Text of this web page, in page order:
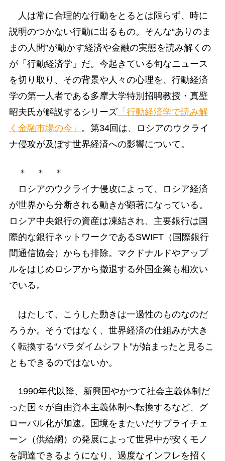
人は常に合理的な行動をとるとは限らず、時に
説明のつかない行動に出るもの。そんな“ありのま
まの人間”が動かす経済や金融の実態を読み解くの
が「行動経済学」だ。今起きている旬なニュース
を切り取り、その背景や人々の心理を、行動経済
学の第一人者である多摩大学特別招聘教授・真壁
昭夫氏が解説するシリーズ「行動経済学で読み解
く金融市場の今」 。第34回は、ロシアのウクライ
ナ侵攻が及ぼす世界経済への影響について。
＊ ＊ ＊
ロシアのウクライナ侵攻によって、ロシア経済
が世界から分断される動きが顕著になっている。
ロシア中央銀行の資産は凍結され、主要銀行は国
際的な銀行ネットワークであるSWIFT（国際銀行
間通信協会）からも排除。マクドナルドやアップ
ルをはじめロシアから撤退する外国企業も相次い
でいる。
はたして、こうした動きは一過性のものなのだ
ろうか。そうではなく、世界経済の仕組みが大き
く転換する“パラダイムシフト”が始まったと見るこ
ともできるのではないか。
1990年代以降、新興国やかつて社会主義体制だ
った国々が自由資本主義体制へ転換するなど、グ
ローバル化が加速。国境をまたいだサプライチェ
ーン（供給網）の発展によって世界中が安くモノ
を調達できるようになり、過度なインフレを招く